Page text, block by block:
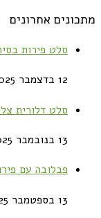
מתכונים אחרונים
סלט פירות
12 בדצמבר 2025
סלט דלורית
13 בנובמבר 2025
פבלובה עם
13 בספטמבר 2025